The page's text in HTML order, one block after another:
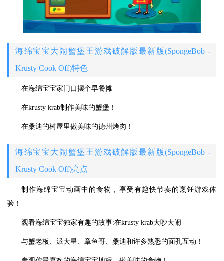
海绵宝宝大闹蟹堡王游戏破解版最新版(SpongeBob -
Krusty Cook Off)特色
在海绵宝宝家门口摆个早餐摊
在krusty krab制作美味的蟹堡！
在桑迪的树屋里做美味的德州烤肉！
海绵宝宝大闹蟹堡王游戏破解版最新版(SpongeBob -
Krusty Cook Off)亮点
制作海绵宝宝动画中的食物，享受有趣快节奏的烹饪游戏体
验！
观看海绵宝宝独家有趣的故事:在krusty krab大吵大闹
与蟹老板、派大星、章鱼哥、桑迪和许多熟悉的面孔互动！